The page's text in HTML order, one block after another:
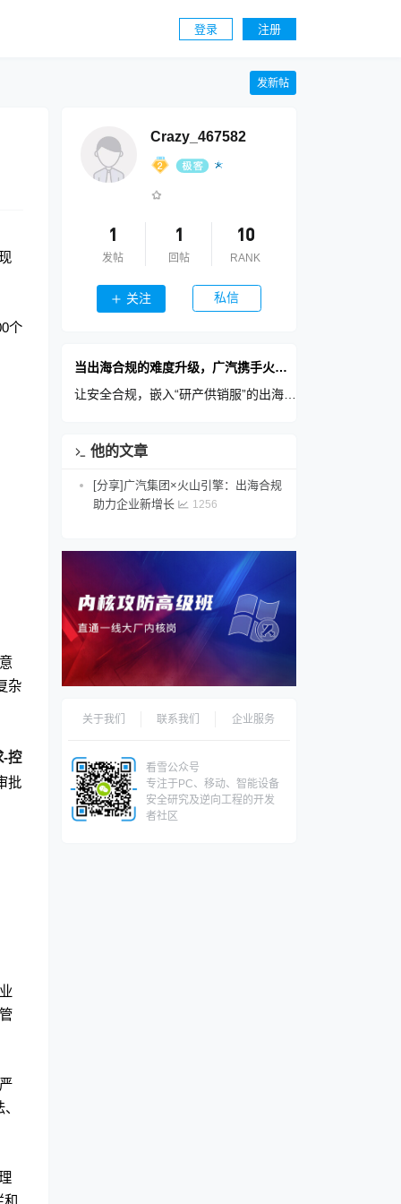
登录 注册
发新帖
个
杂
-控
批
Crazy_467582
1
发帖
1
回帖
10
RANK
关注 私信
当出海合规的难度升级，广汽携手火山引擎探索最佳数字化承载
让安全合规，嵌入“研产供销服”的出海体系中运转
他的文章
[分享]广汽集团×火山引擎：出海合规
助力企业新增长
1256
关于我们 联系我们 企业服务
看雪公众号
专注于PC、移动、智能设备
安全研究及逆向工程的开发
者社区